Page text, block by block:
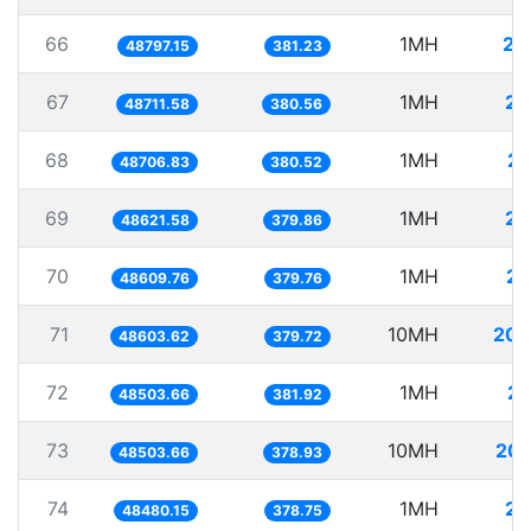
66 48797.15 381.23 1MH
67 48711.58 380.56 1MH
68 48706.83 380.52 1MH
69 48621.58 379.86 1MH
70 48609.76 379.76 1MH
71 48603.62 379.72 10MH
72 48503.66 381.92 1MH
73 48503.66 378.93 10MH
74 48480.15 378.75 1MH